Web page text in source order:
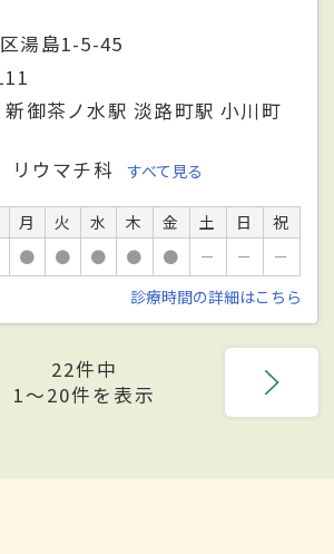
湯島1-5-45
御茶ノ水駅 淡路町駅 小川町
リウマチ科 すべて見る
月 火 水 木 金 土 日
祝
● ● ● ● ● － －
－
診療時間の詳細はこちら
22件中
1〜20件を表示